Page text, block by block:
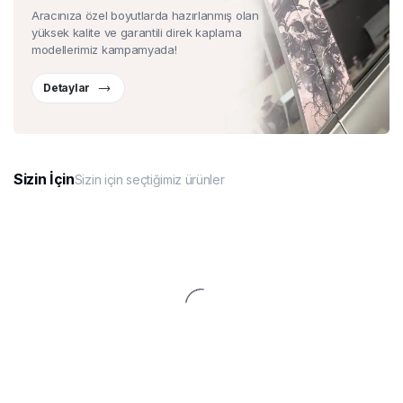
Aracınıza özel boyutlarda hazırlanmış olan
yüksek kalite ve garantili direk kaplama
modellerimiz kampamyada!
Detaylar
Sizin İçinSizin için seçtiğimiz ürünler